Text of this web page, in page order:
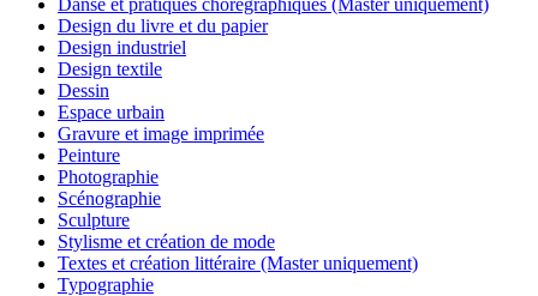
Design du livre et du papier
Design industriel
Design textile
Dessin
Espace urbain
Gravure et image imprimée
Peinture
Photographie
Scénographie
Sculpture
Stylisme et création de mode
Textes et création littéraire (Master uniquement)
Typographie